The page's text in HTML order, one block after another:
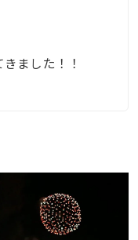
ました！！